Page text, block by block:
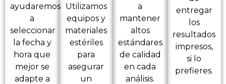
ayudaremos
a
seleccionar
la fecha y
hora que
mejor se
adapte a
Utilizamos
equipos y
materiales
estériles
para
asegurar
un
a
mantener
altos
estándares
de calidad
en cada
análisis.
entregar
los
resultados
impresos,
si lo
prefieres.